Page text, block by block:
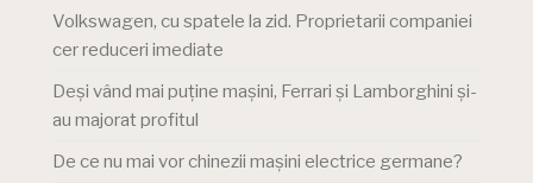
Volkswagen, cu spatele la zid. Proprietarii companiei
cer reduceri imediate
Deși vând mai puține mașini, Ferrari și Lamborghini și-
au majorat profitul
De ce nu mai vor chinezii mașini electrice germane?